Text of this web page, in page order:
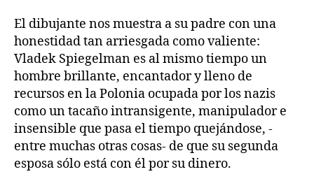
El dibujante nos muestra a su padre con una
honestidad tan arriesgada como valiente:
Vladek Spiegelman es al mismo tiempo un
hombre brillante, encantador y lleno de
recursos en la Polonia ocupada por los nazis
como un tacaño intransigente, manipulador e
insensible que pasa el tiempo quejándose, -
entre muchas otras cosas- de que su segunda
esposa sólo está con él por su dinero.